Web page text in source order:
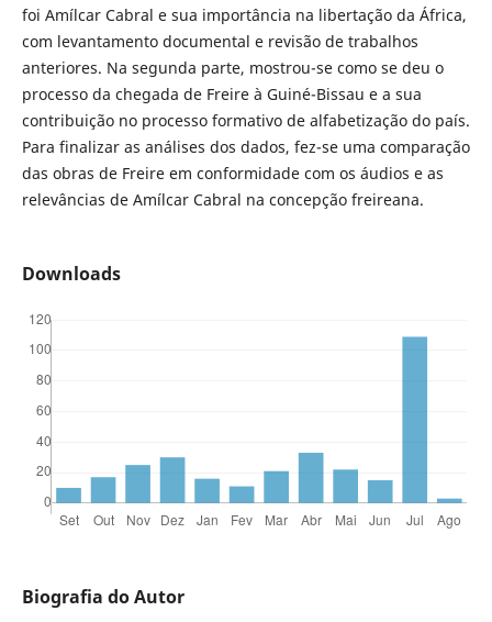
foi Amílcar Cabral e sua importância na libertação da África,
com levantamento documental e revisão de trabalhos
anteriores. Na segunda parte, mostrou-se como se deu o
processo da chegada de Freire à Guiné-Bissau e a sua
contribuição no processo formativo de alfabetização do país.
Para finalizar as análises dos dados, fez-se uma comparação
das obras de Freire em conformidade com os áudios e as
relevâncias de Amílcar Cabral na concepção freireana.
Downloads
Biografia do Autor